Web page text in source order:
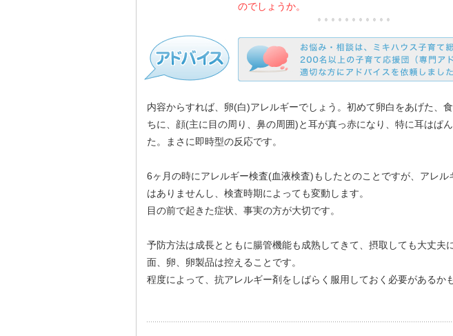
のでしょうか。
内容からすれば、卵(白)アレルギーでしょう。初めて卵白をあげた、
ちに、顔(主に目の周り、鼻の周囲)と耳が真っ赤になり、特に耳はぱ
た。まさに即時型の反応です。
6ヶ月の時にアレルギー検査(血液検査)もしたとのことですが、アレ
はありませんし、検査時期によっても変動します。
目の前で起きた症状、事実の方が大切です。
予防方法は成長とともに腸管機能も成熟してきて、摂取しても大丈夫
面、卵、卵製品は控えることです。
程度によって、抗アレルギー剤をしばらく服用しておく必要があるか